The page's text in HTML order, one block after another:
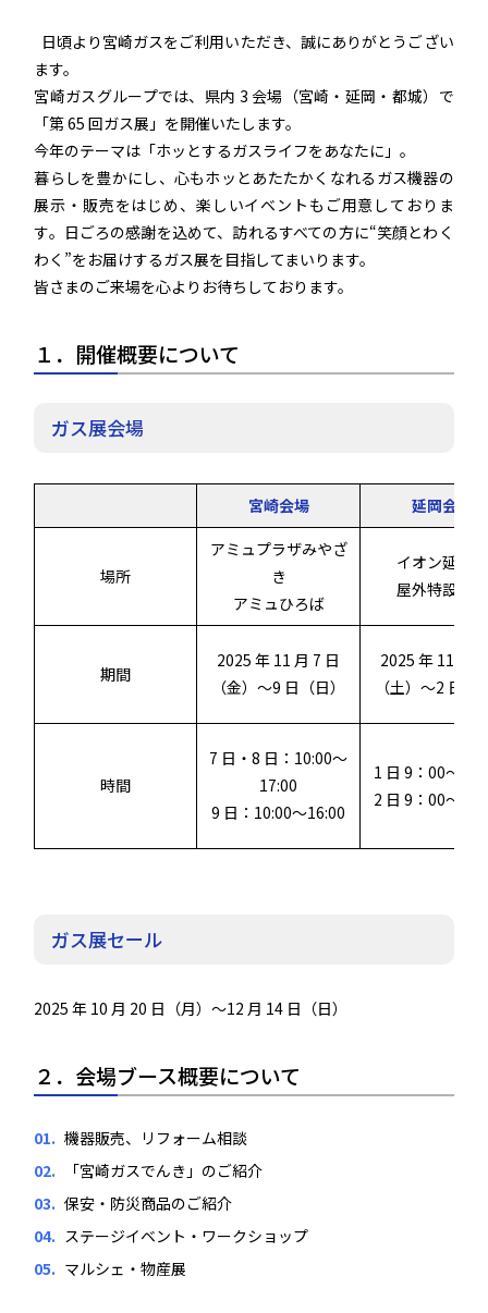
日頃より宮崎ガスをご利用いただき、誠にありがとうござい
ます。
宮崎ガスグループでは、県内 3 会場（宮崎・延岡・都城）で
「第 65 回ガス展」を開催いたします。
今年のテーマは「ホッとするガスライフをあなたに」。
暮らしを豊かにし、心もホッとあたたかくなれるガス機器の
展示・販売をはじめ、楽しいイベントもご用意しておりま
す。日ごろの感謝を込めて、訪れるすべての方に“笑顔とわく
わく”をお届けするガス展を目指してまいります。
皆さまのご来場を心よりお待ちしております。
１．開催概要について
ガス展会場
宮崎会場 延岡会場
場所
アミュプラザみやざ
き
アミュひろば
イオン延岡店
屋外特設会場
期間
2025 年 11 月 7 日
（金）～9 日（日）
2025 年 11 月
（土）～2 日（
時間
7 日・8 日：10:00～
17:00
9 日：10:00～16:00
1 日 9：00～17
2 日 9：00～16
ガス展セール
2025 年 10 月 20 日（月）～12 月 14 日（日）
２．会場ブース概要について
機器販売、リフォーム相談
「宮崎ガスでんき」のご紹介
保安・防災商品のご紹介
ステージイベント・ワークショップ
マルシェ・物産展